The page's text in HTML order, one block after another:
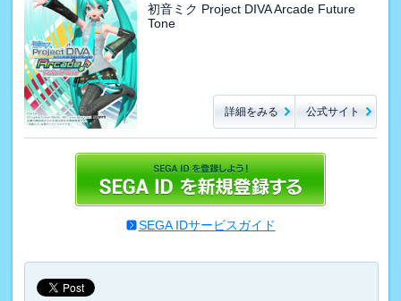
初音ミク Project DIVA Arcade Future
Tone
詳細をみる 公式サイト
SEGA IDサービスガイド